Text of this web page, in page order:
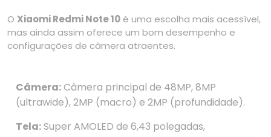
O Xiaomi Redmi Note 10 é uma escolha mais acessível,
mas ainda assim oferece um bom desempenho e
configurações de câmera atraentes.
Câmera:Câmera principal de 48MP, 8MP
(ultrawide), 2MP (macro) e 2MP (profundidade).
Tela:Super AMOLED de 6,43 polegadas,